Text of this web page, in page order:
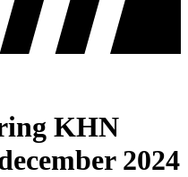
KHN
2024